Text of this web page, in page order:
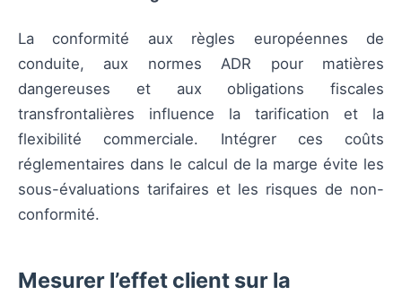
La conformité aux règles européennes de
conduite, aux normes ADR pour matières
dangereuses et aux obligations fiscales
transfrontalières influence la tarification et la
flexibilité commerciale. Intégrer ces coûts
réglementaires dans le calcul de la marge évite les
sous-évaluations tarifaires et les risques de non-
conformité.
Mesurer l’effet client sur la